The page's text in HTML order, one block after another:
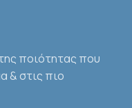
ποιότητας που
& στις πιο